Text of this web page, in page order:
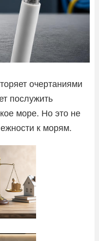
очертаниями
послужить
море. Но это не
к морям.